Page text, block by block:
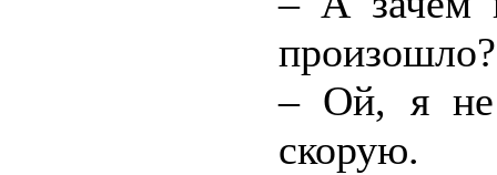
произошло?
– Ой, я не
скорую.